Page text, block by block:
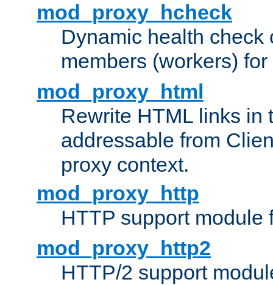
mod_proxy_hcheck
Dynamic health check
members (workers) for
mod_proxy_html
Rewrite HTML links in
addressable from
proxy context.
mod_proxy_http
HTTP support module
mod_proxy_http2
HTTP/2 support